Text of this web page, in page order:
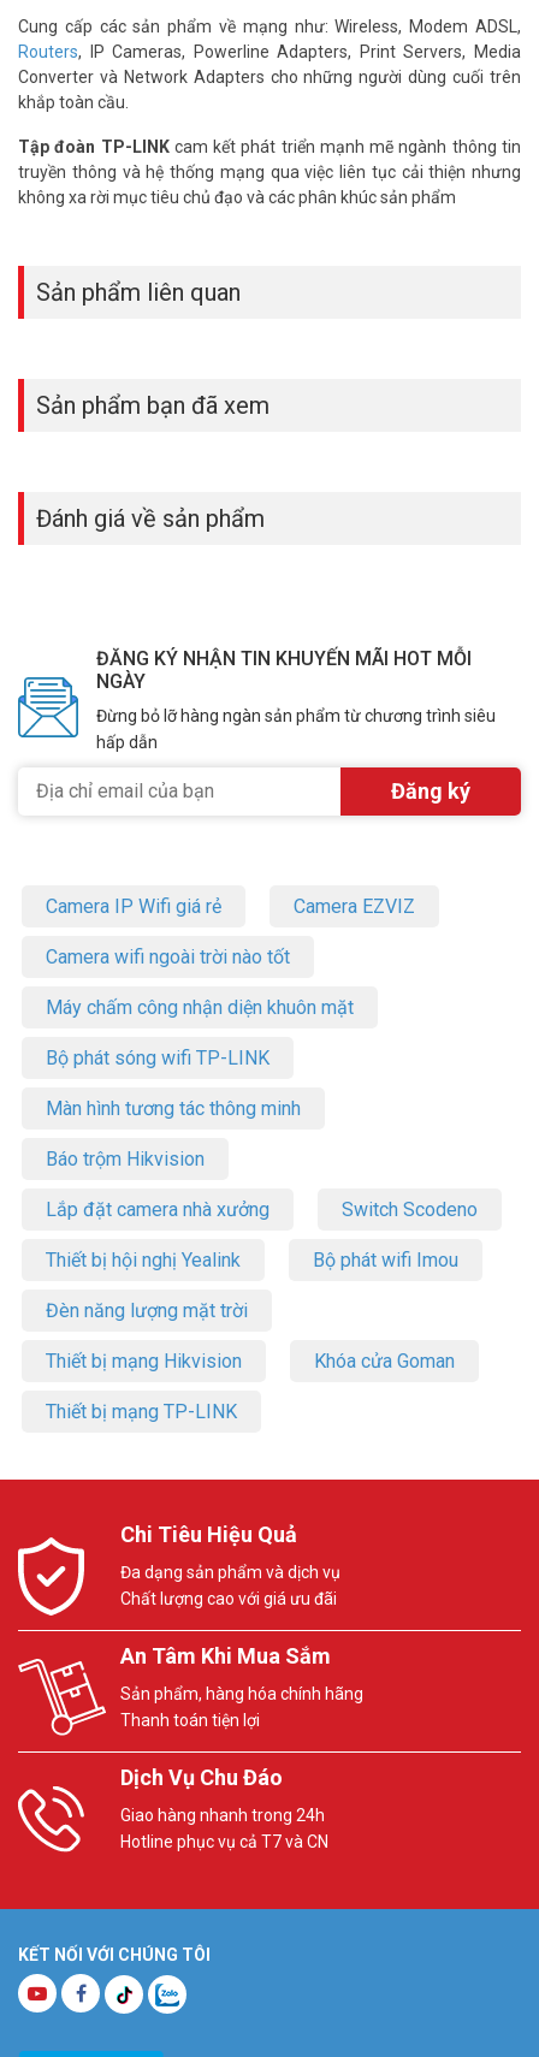
thường?
TX20U Nano dùng cổng USB 2.0 và thiết kế siêu nhỏ không có ăng-
ten ngoài. TX20U thông thường dùng USB 3.0, cho tốc độ thực tế
cao hơn đáng kể.
Thiết kế Nano của TX20U Nano có ưu điểm gì
trong thực tế?
nối Wi-Fi kín đáo.
TX20U Nano có hỗ trợ bảo mật WPA3 không?
hơn.
dùng thực tế?
OFDMA cho phép một băng tần phục vụ nhiều thiết bị đồng thời
hiệu quả hơn. Giảm tình trạng tắc nghẽn mạng trong môi trường
OFDMA, MU-MIMO, WPA3 tích hợp trong thân hình siêu nhỏ. Phù
hợp ai cần Wi-Fi 6 kín đáo, không vướng víu trên laptop hay PC. Cần
nâng cấp Wi-Fi 6 gọn nhẹ, tiện lợi? Ghé ngay Vũ Hoàng Telecom để
mua hàng chính hãng, tư vấn tận tình và giá cạnh tranh nhất!
Tham khảo thêm hình ảnh tại
Cung cấp các sản phẩm về mạng như: Wireless, Modem ADSL,
Routers, IP Cameras, Powerline Adapters, Print Servers, Media
Converter và Network Adapters cho những người dùng cuối trên
khắp toàn cầu.
Tập đoàn TP-LINKcam kết phát triển mạnh mẽ ngành thông tin
truyền thông và hệ thống mạng qua việc liên tục cải thiện nhưng
không xa rời mục tiêu chủ đạo và các phân khúc sản phẩm
Sản phẩm liên quan
Sản phẩm bạn đã xem
Đánh giá về sản phẩm
ĐĂNG KÝ NHẬN TIN KHUYẾN MÃI HOT MỖI
NGÀY
Đừng bỏ lỡ hàng ngàn sản phẩm từ chương trình siêu
hấp dẫn
Camera IP Wifi giá rẻ Camera EZVIZ
Camera wifi ngoài trời nào tốt
Máy chấm công nhận diện khuôn mặt
Bộ phát sóng wifi TP-LINK
Màn hình tương tác thông minh
Báo trộm Hikvision
Lắp đặt camera nhà xưởng Switch Scodeno
Thiết bị hội nghị Yealink Bộ phát wifi Imou
Đèn năng lượng mặt trời
Thiết bị mạng Hikvision Khóa cửa Goman
Thiết bị mạng TP-LINK
Chi Tiêu Hiệu Quả
Đa dạng sản phẩm và dịch vụ
Chất lượng cao với giá ưu đãi
An Tâm Khi Mua Sắm
Sản phẩm, hàng hóa chính hãng
Thanh toán tiện lợi
Dịch Vụ Chu Đáo
Giao hàng nhanh trong 24h
Hotline phục vụ cả T7 và CN
KẾT NỐI VỚI CHÚNG TÔI